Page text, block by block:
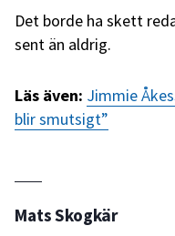
Det borde ha skett
sent än aldrig.
Läs även: Jimmie
blir smutsigt”
Mats Skogkär